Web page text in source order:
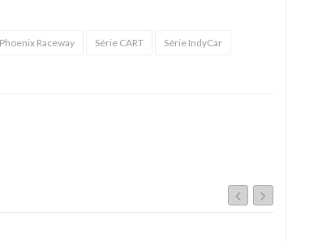
Phoenix Raceway Série CART Série IndyCar